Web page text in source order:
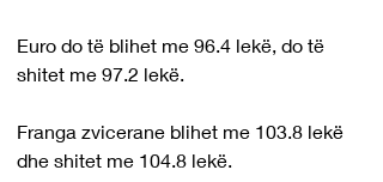
Euro do të blihet me 96.4 lekë, do të
shitet me 97.2 lekë.
Franga zvicerane blihet me 103.8 lekë
dhe shitet me 104.8 lekë.